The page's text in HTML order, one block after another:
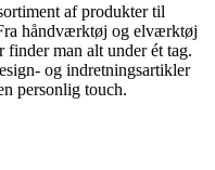
af produkter til
håndværktøj og elværktøj
finder man alt under ét tag.
og indretningsartikler
personlig touch.